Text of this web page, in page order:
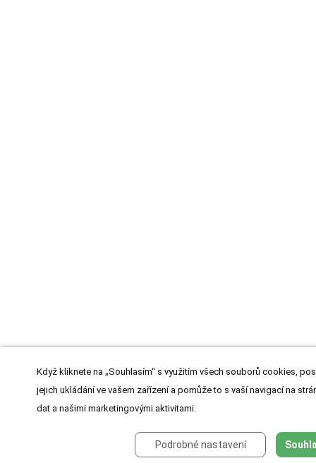
Když kliknete na „Souhlasím“ s využitím všech souborů cookies,
jejich ukládání ve vašem zařízení a pomůže to s vaší navigací na
dat a našimi marketingovými aktivitami.
Podrobné nastavení